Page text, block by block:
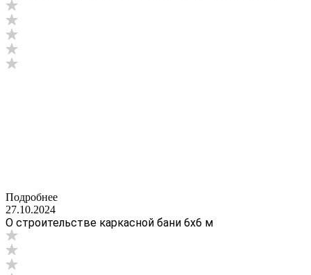
Подробнее
27.10.2024
О строительстве каркасной бани 6х6 м